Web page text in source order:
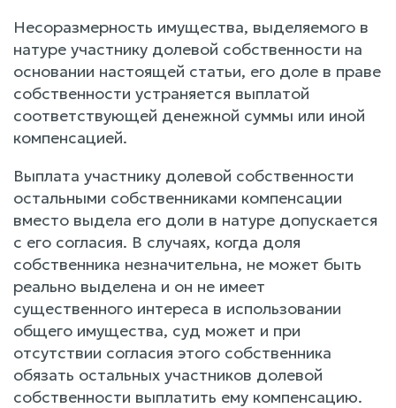
Несоразмерность имущества, выделяемого в
натуре участнику долевой собственности на
основании настоящей статьи, его доле в праве
собственности устраняется выплатой
соответствующей денежной суммы или иной
компенсацией.
Выплата участнику долевой собственности
остальными собственниками компенсации
вместо выдела его доли в натуре допускается
с его согласия. В случаях, когда доля
собственника незначительна, не может быть
реально выделена и он не имеет
существенного интереса в использовании
общего имущества, суд может и при
отсутствии согласия этого собственника
обязать остальных участников долевой
собственности выплатить ему компенсацию.